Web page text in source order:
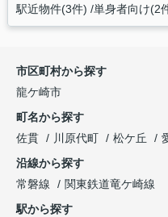
駅近物件(3件) 単身者向け(2
市区町村から探す
龍ケ崎市
町名から探す
佐貫
川原代町 松ケ丘
沿線から探す
常磐線
関東鉄道竜ケ崎線
駅から探す